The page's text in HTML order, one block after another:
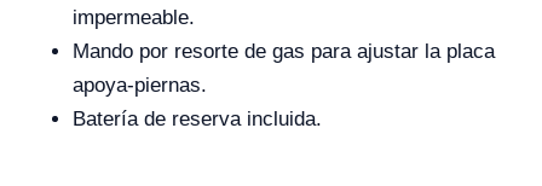
impermeable.
Mando por resorte de gas para ajustar la placa
apoya-piernas.
Batería de reserva incluida.